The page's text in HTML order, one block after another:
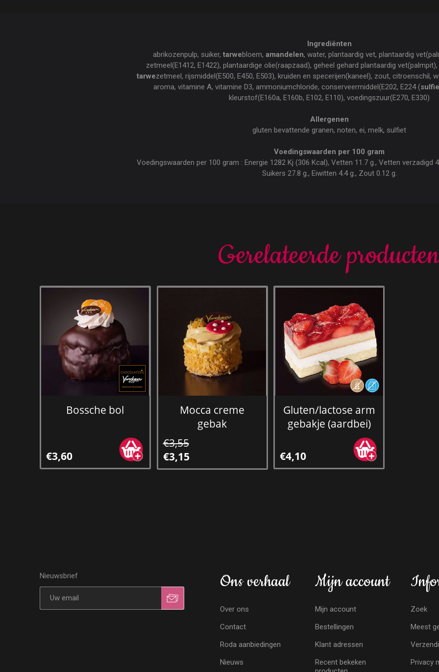
Ingrediënten
abrikozenpulp, suiker, tarwebloem, amandelen, water, plantaardig vet, plantaardig
zetmeel(E1412, E1422), plantaardige olie(raapzaad), geheel gehard plantaardig
tarwezetmeel, rijsmiddel(E500, E450, E503), kruiden en specerijen(kaneel), zout, citroenschil,
aroma, vitamine A, vitamine D3, ammoniumchloride, conserveermiddel(E202, E224 (
kleurstof(E160a, E160b, E102, E110), voedingszuur(E270, E330)
Allergenen
gluten bevattende granen, noten, ei, melk, sulfiet
Voedingswaarden per 100 gram
Voedingswaarden per 100 gram : Energie 1282 Kj (306 Kcal), Vetten 11.7 g., Vetten verzadigd
Suikers 27.8 g., Eiwitten 4.4 g., Zout 0.12 g.
Gerelateerde
Bossche bol
€3,60
Mocca creme
gebak
€3,55
€3,15
Gluten/lactose arm
gebakje (aardbei)
€4,10
Nieuwsbrief Ons verhaal
Over ons
Contact
Roda aanbiedingen
Nieuws
Mijn account
Mijn account
Bestellingen
Klant adressen
Recent bekeken
Zoek
Meest
Privacy